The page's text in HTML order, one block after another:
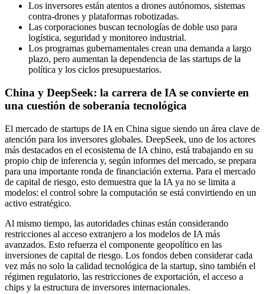
Los inversores están atentos a drones autónomos, sistemas
contra-drones y plataformas robotizadas.
Las corporaciones buscan tecnologías de doble uso para
logística, seguridad y monitoreo industrial.
Los programas gubernamentales crean una demanda a largo
plazo, pero aumentan la dependencia de las startups de la
política y los ciclos presupuestarios.
China y DeepSeek: la carrera de IA se convierte en
una cuestión de soberanía tecnológica
El mercado de startups de IA en China sigue siendo un área clave de
atención para los inversores globales. DeepSeek, uno de los actores
más destacados en el ecosistema de IA chino, está trabajando en su
propio chip de inferencia y, según informes del mercado, se prepara
para una importante ronda de financiación externa. Para el mercado
de capital de riesgo, esto demuestra que la IA ya no se limita a
modelos: el control sobre la computación se está convirtiendo en un
activo estratégico.
Al mismo tiempo, las autoridades chinas están considerando
restricciones al acceso extranjero a los modelos de IA más
avanzados. Esto refuerza el componente geopolítico en las
inversiones de capital de riesgo. Los fondos deben considerar cada
vez más no solo la calidad tecnológica de la startup, sino también el
régimen regulatorio, las restricciones de exportación, el acceso a
chips y la estructura de inversores internacionales.